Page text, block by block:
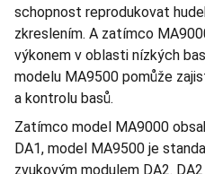
schopnost reprodukovat
zkreslením. A zatímco
výkonem v oblasti nízkých
modelu MA9500 pomůže
a kontrolu basů.
Zatímco model MA9000
DA1, model MA9500 je
zvukovým modulem DA2.